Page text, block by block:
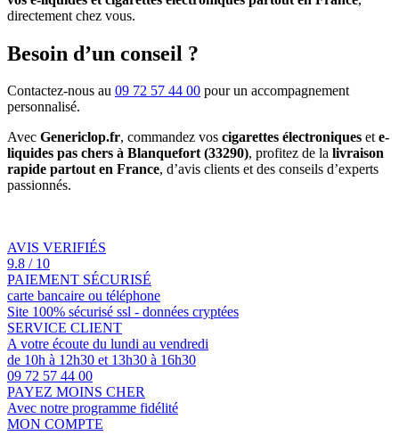
directement chez vous.
Besoin d’un conseil ?
Contactez-nous au 09 72 57 44 00 pour un accompagnement
personnalisé.
Avec Genericlop.fr, commandez vos cigarettes électroniques ete-
liquides pas chers à Blanquefort (33290), profitez de la livraison
rapide partout en France, d’avis clients et des conseils d’experts
passionnés.
AVIS VERIFIÉS
9.8 / 10
PAIEMENT SÉCURISÉ
carte bancaire ou téléphone
Site 100% sécurisé ssl - données cryptées
SERVICE CLIENT
A votre écoute du lundi au vendredi
de 10h à 12h30 et 13h30 à 16h30
09 72 57 44 00
PAYEZ MOINS CHER
Avec notre programme fidélité
MON COMPTE